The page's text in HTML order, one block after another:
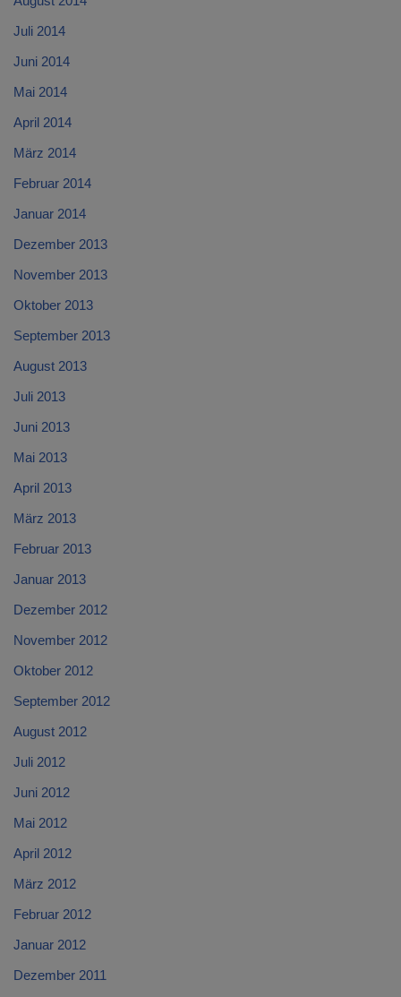
Juli 2014
Juni 2014
Mai 2014
April 2014
März 2014
Februar 2014
Januar 2014
Dezember 2013
November 2013
Oktober 2013
September 2013
August 2013
Juli 2013
Juni 2013
Mai 2013
April 2013
März 2013
Februar 2013
Januar 2013
Dezember 2012
November 2012
Oktober 2012
September 2012
August 2012
Juli 2012
Juni 2012
Mai 2012
April 2012
März 2012
Februar 2012
Januar 2012
Dezember 2011